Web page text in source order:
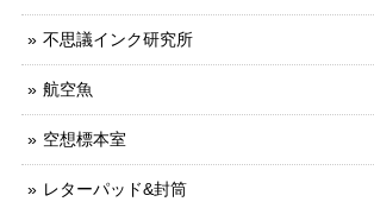
不思議インク研究所
航空魚
空想標本室
レターパッド&封筒